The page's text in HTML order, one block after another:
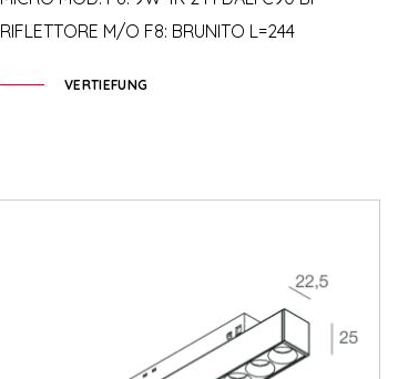
RIFLETTORE M/O F8: BRUNITO L=244
VERTIEFUNG